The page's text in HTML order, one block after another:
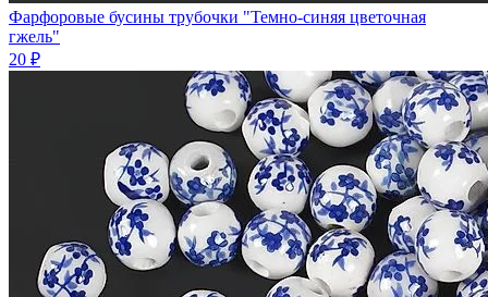
Фарфоровые бусины трубочки "Темно-синяя цветочная
гжель"
20 ₽